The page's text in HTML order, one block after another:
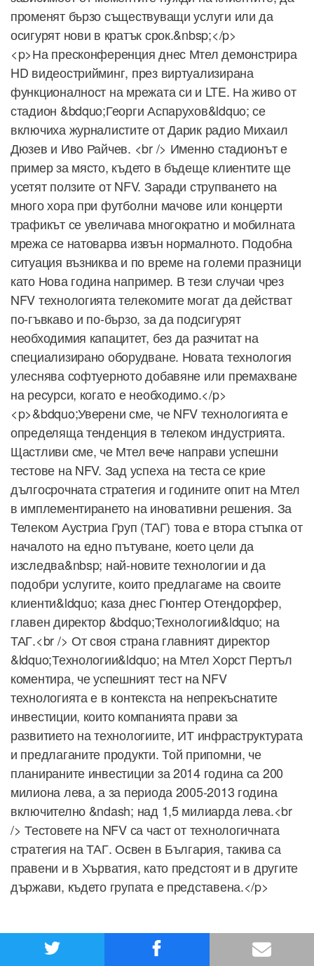
променят бързо съществуващи услуги или да
осигурят нови в кратък срок.&nbsp;</p>
<p>На пресконференция днес Мтел демонстрира
HD видеострийминг, през виртуализирана
функционалност на мрежата си и LTE. На живо от
стадион &bdquo;Георги Аспарухов&ldquo; се
включиха журналистите от Дарик радио Михаил
Дюзев и Иво Райчев. <br /> Именно стадионът е
пример за място, където в бъдеще клиентите ще
усетят ползите от NFV. Заради струпването на
много хора при футболни мачове или концерти
трафикът се увеличава многократно и мобилната
мрежа се натоварва извън нормалното. Подобна
ситуация възниква и по време на големи празници
като Нова година например. В тези случаи чрез
NFV технологията телекомите могат да действат
по-гъвкаво и по-бързо, за да подсигурят
необходимия капацитет, без да разчитат на
специализирано оборудване. Новата технология
улеснява софтуерното добавяне или премахване
на ресурси, когато е необходимо.</p>
<p>&bdquo;Уверени сме, че NFV технологията е
определяща тенденция в телеком индустрията.
Щастливи сме, че Мтел вече направи успешни
тестове на NFV. Зад успеха на теста се крие
дългосрочната стратегия и годините опит на Мтел
в имплементирането на иновативни решения. За
Телеком Аустриа Груп (ТАГ) това е втора стъпка от
началото на едно пътуване, което цели да
изследва&nbsp; най-новите технологии и да
подобри услугите, които предлагаме на своите
клиенти&ldquo; каза днес Гюнтер Отендорфер,
главен директор &bdquo;Технологии&ldquo; на
ТАГ.<br /> От своя страна главният директор
&ldquo;Технологии&ldquo; на Мтел Хорст Пертъл
коментира, че успешният тест на NFV
технологията е в контекста на непрекъснатите
инвестиции, които компанията прави за
развитието на технологиите, ИТ инфраструктурата
и предлаганите продукти. Той припомни, че
планираните инвестиции за 2014 година са 200
милиона лева, а за периода 2005-2013 година
включително &ndash; над 1,5 милиарда лева.<br
/> Тестовете на NFV са част от технологичната
стратегия на ТАГ. Освен в България, такива са
правени и в Хърватия, като предстоят и в другите
държави, където групата е представена.</p>